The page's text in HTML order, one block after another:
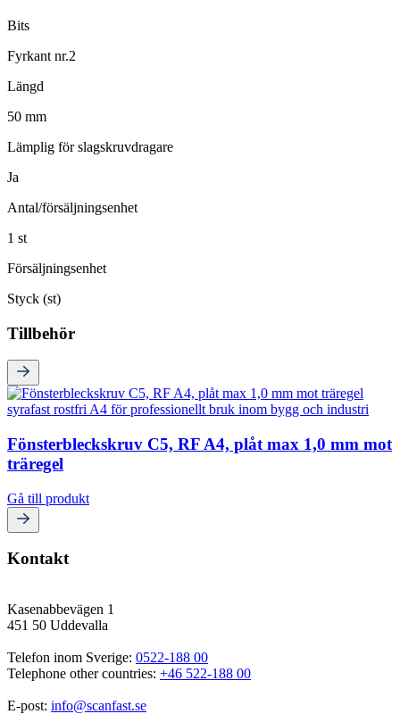
Bits
Fyrkant nr.2
Längd
50 mm
Lämplig för slagskruvdragare
Ja
Antal/försäljningsenhet
1 st
Försäljningsenhet
Styck (st)
Tillbehör
Fönsterbleckskruv C5, RF A4, plåt max 1,0 mm mot
träregel
Gå till produkt
Kontakt
Kasenabbevägen 1
451 50 Uddevalla
Telefon inom Sverige: 0522-188 00
Telephone other countries: +46 522-188 00
E-post: info@scanfast.se